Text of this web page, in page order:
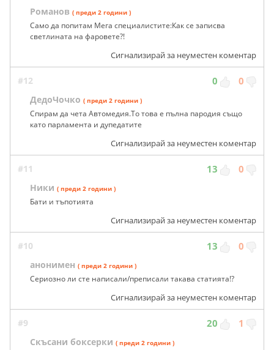
Романов ( преди 2 години )
Само да попитам Мега специалистите:Как се записва
светлината на фаровете?!
Сигнализирай за неуместен коментар
#12 0 0
ДедоЧочко ( преди 2 години )
Спирам да чета Автомедия.То това е пълна пародия също
като парламента и дупедатите
Сигнализирай за неуместен коментар
#11 13 0
Ники ( преди 2 години )
Бати и тъпотията
Сигнализирай за неуместен коментар
#10 13 0
анонимен ( преди 2 години )
Сериозно ли сте написали/преписали такава статията!?
Сигнализирай за неуместен коментар
#9 20 1
Скъсани боксерки ( преди 2 години )